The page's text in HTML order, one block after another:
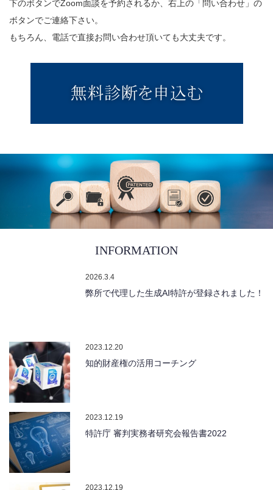
下のボタンでZoom面談を予約されるか、右上の「問い合わせ」の
ボタンでご連絡下さい。
もちろん、電話で直接お問い合わせ頂いても大丈夫です。
INFORMATION
2026.3.4
弊所で代理した生成AI特許が登録されました！
2023.12.20
知的財産権の活用コーチング
2023.12.19
特許庁 審判実務者研究会報告書2022
2023.12.19